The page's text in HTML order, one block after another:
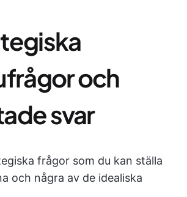
och
svar
frågor som du kan ställa
och några av de idealiska